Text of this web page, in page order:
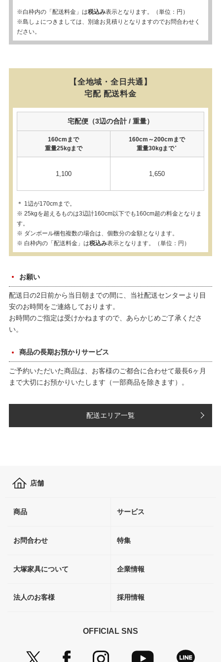
※白枠内の「配送料金」は税込み表示となります。（単位：円）
※島しょにつきましては、別途お見積りとなりますのでお問合わせく
ださい。
【全地域・全日共通】
宅配 配送料金
宅配便（3辺の合計 / 重量）
160cmまで
重量25kgまで
160cm～200cmまで
重量30kgまで ＊
1,100 1,650
＊ 1辺が170cmまで。
※ 25kgを超えるものは3辺計160cm以下でも160cm超の料金となりま
す。
※ ダンボール梱包複数の場合は、個数分の金額となります。
※ 白枠内の「配送料金」は税込み表示となります。（単位：円）
お願い
配送日の2日前から当日朝までの間に、当社配送センターより目
安のお時間をご連絡しております。
お時間のご指定は受けかねますので、あらかじめご了承くださ
い。
商品の長期お預かりサービス
ご予約いただいた商品は、お客様のご都合に合わせて最長6ヶ月
まで大切にお預かりいたします（一部商品を除きます）。
配送エリア一覧
店舗
商品 サービス
お問合わせ 特集
大塚家具について 企業情報
法人のお客様 採用情報
OFFICIAL SNS